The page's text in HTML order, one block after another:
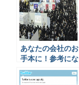
あなたの会社のお
手本に！参考にな
る新卒採用
Facebookページ